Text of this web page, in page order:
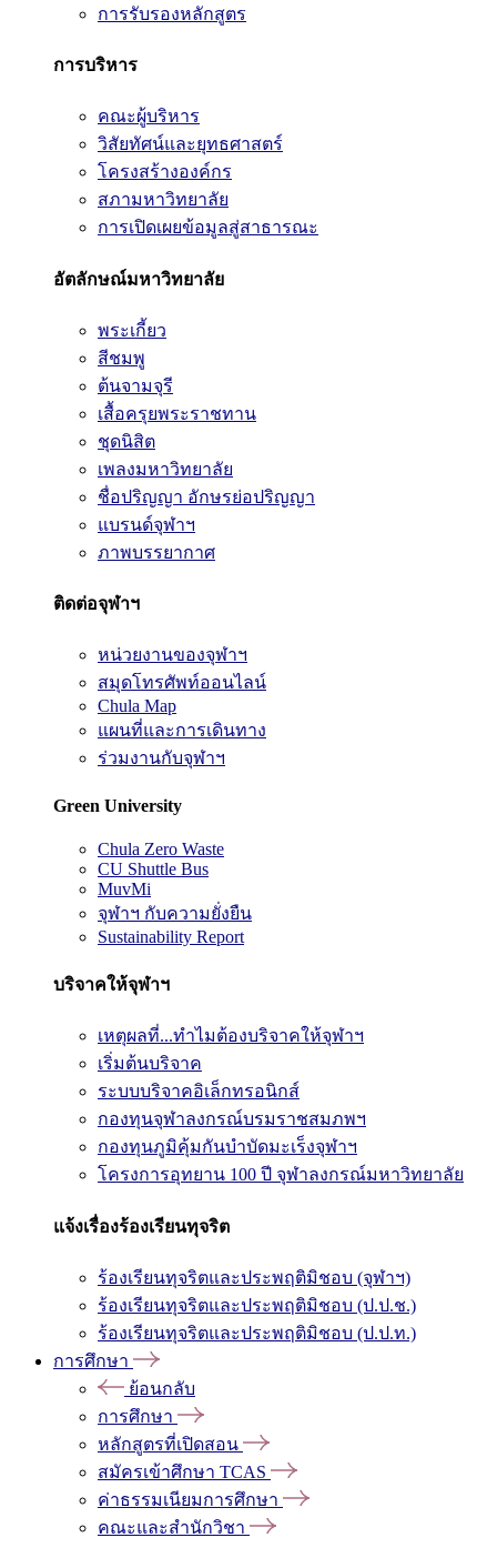
การรับรองหลักสูตร
การบริหาร
คณะผู้บริหาร
วิสัยทัศน์และยุทธศาสตร์
โครงสร้างองค์กร
สภามหาวิทยาลัย
การเปิดเผยข้อมูลสู่สาธารณะ
อัตลักษณ์มหาวิทยาลัย
พระเกี้ยว
สีชมพู
ต้นจามจุรี
เสื้อครุยพระราชทาน
ชุดนิสิต
เพลงมหาวิทยาลัย
ชื่อปริญญา อักษรย่อปริญญา
แบรนด์จุฬาฯ
ภาพบรรยากาศ
ติดต่อจุฬาฯ
หน่วยงานของจุฬาฯ
สมุดโทรศัพท์ออนไลน์
Chula Map
แผนที่และการเดินทาง
ร่วมงานกับจุฬาฯ
Green University
Chula Zero Waste
CU Shuttle Bus
MuvMi
จุฬาฯ กับความยั่งยืน
Sustainability Report
บริจาคให้จุฬาฯ
เหตุผลที่...ทำไมต้องบริจาคให้จุฬาฯ
เริ่มต้นบริจาค
ระบบบริจาคอิเล็กทรอนิกส์
กองทุนจุฬาลงกรณ์บรมราชสมภพฯ
กองทุนภูมิคุ้มกันบำบัดมะเร็งจุฬาฯ
โครงการอุทยาน 100 ปี จุฬาลงกรณ์มหาวิทยาลัย
แจ้งเรื่องร้องเรียนทุจริต
ร้องเรียนทุจริตและประพฤติมิชอบ (จุฬาฯ)
ร้องเรียนทุจริตและประพฤติมิชอบ (ป.ป.ช.)
ร้องเรียนทุจริตและประพฤติมิชอบ (ป.ป.ท.)
การศึกษา
ย้อนกลับ
การศึกษา
หลักสูตรที่เปิดสอน
สมัครเข้าศึกษา TCAS
ค่าธรรมเนียมการศึกษา
คณะและสำนักวิชา